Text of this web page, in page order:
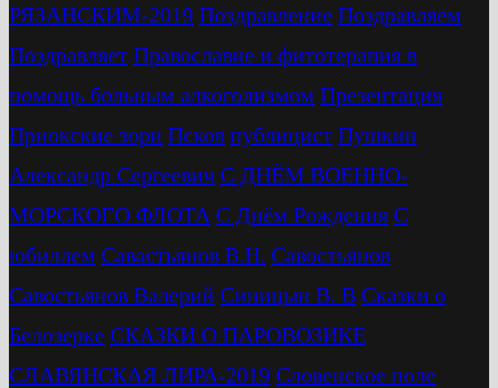
РЯЗАНСКИМ-2019 Поздравление Поздравляем
Поздравляет Православие и фитотерапия в
помощь больным алкоголизмом Презентация
Приокские зори Псков публицист Пушкин
Александр Сергеевич С ДНЁМ ВОЕННО-
МОРСКОГО ФЛОТА С Днём Рождения С
юбиллем Савастьянов В.Н. Савостьянов
Савостьянов Валерий Синицын В. В Сказки о
Белозерке СКАЗКИ О ПАРОВОЗИКЕ
СЛАВЯНСКАЯ ЛИРА-2019 Словенское поле